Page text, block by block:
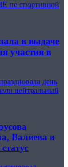
по спортивной
в выдаче
участия в
день
нейтральный
Валиева и